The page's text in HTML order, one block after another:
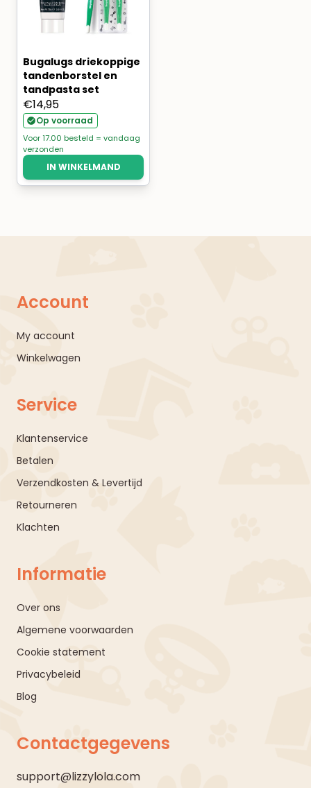
Bugalugs driekoppige
tandenborstel en
tandpasta set
€14,95
Op voorraad
Voor 17.00 besteld = vandaag
verzonden
IN WINKELMAND
Account
My account
Winkelwagen
Service
Klantenservice
Betalen
Verzendkosten & Levertijd
Retourneren
Klachten
Informatie
Over ons
Algemene voorwaarden
Cookie statement
Privacybeleid
Blog
Contactgegevens
support@lizzylola.com